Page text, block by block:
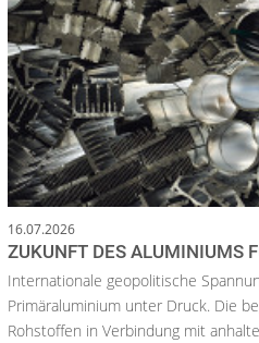
16.07.2026
ZUKUNFT DES ALUMINIUMS
Internationale geopolitische
Primäraluminium unter Druck. Die
Rohstoffen in Verbindung mit